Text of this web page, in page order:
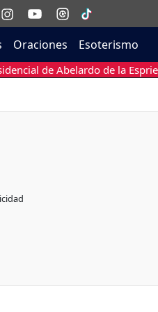
Oraciones Esoterismo
de Abelardo de la